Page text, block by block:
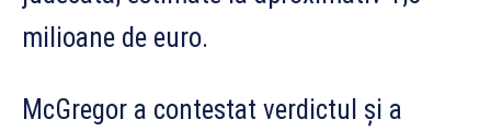
milioane de euro.
McGregor a contestat verdictul și a